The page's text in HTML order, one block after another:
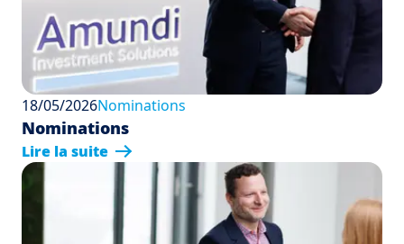
18/05/2026Nominations
Nominations
Lire la suite